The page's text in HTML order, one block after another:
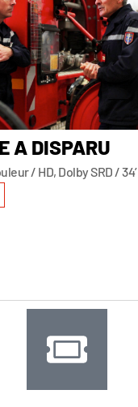
A DISPARU
/ HD, Dolby SRD / 34’